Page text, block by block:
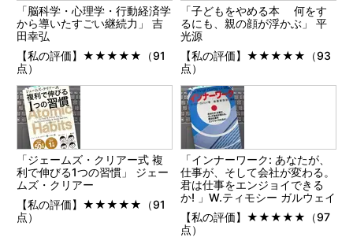
「脳科学・心理学・行動経済学
から導いたすごい継続力」 吉
田幸弘
【私の評価】★★★★★（91
点）
「子どもをやめる本 何をす
るにも、親の顔が浮かぶ」 平
光源
【私の評価】★★★★★（93
点）
「ジェームズ・クリアー式 複
利で伸びる1つの習慣」 ジェー
ムズ・クリアー
【私の評価】★★★★★（91
点）
「インナーワーク: あなたが、
仕事が、そして会社が変わる。
君は仕事をエンジョイできる
か! 」W.ティモシー ガルウェイ
【私の評価】★★★★★（97
点）